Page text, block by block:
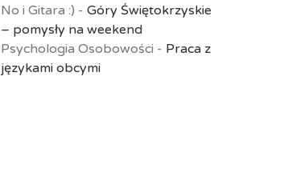
No i Gitara :) - Góry Świętokrzyskie
– pomysły na weekend
Psychologia Osobowości - Praca z
językami obcymi